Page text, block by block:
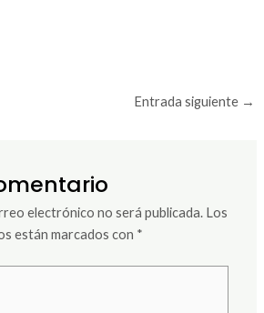
Entrada siguiente →
electrónico no será publicada. Los
están marcados con *